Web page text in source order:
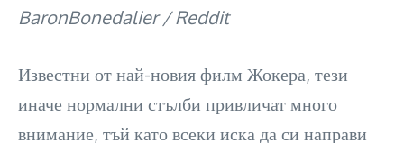
BaronBonedalier / Reddit
Известни от най-новия филм Жокера, тези
иначе нормални стълби привличат много
внимание, тъй като всеки иска да си направи